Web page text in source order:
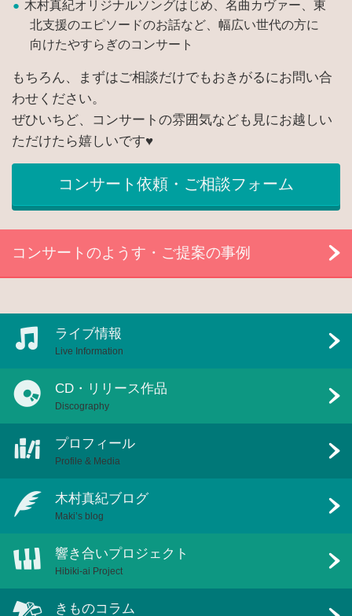
木村真紀オリジナルソングはじめ、名曲カヴァー、東
北支援のエピソードのお話など、幅広い世代の方に
向けたやすらぎのコンサート
もちろん、まずはご相談だけでもおきがるにお問い合
わせください。
ぜひいちど、コンサートの雰囲気なども見にお越しい
ただけたら嬉しいです♥
コンサート依頼・ご相談フォーム
コンサートのようす・ご提案の事例
ライブ情報
Live Information
CD・リリース作品
Discography
プロフィール
Profile & Media
木村真紀ブログ
Maki’s blog
響き合いプロジェクト
Hibiki-ai Project
きものコラム